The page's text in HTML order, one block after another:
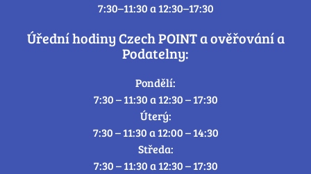
7:30–11:30 a 12:30–17:30
Úřední hodiny Czech POINT a ověřování a
Podatelny:
Pondělí:
7:30 – 11:30 a 12:30 – 17:30
Úterý:
7:30 – 11:30 a 12:00 – 14:30
Středa:
7:30 – 11:30 a 12:30 – 17:30